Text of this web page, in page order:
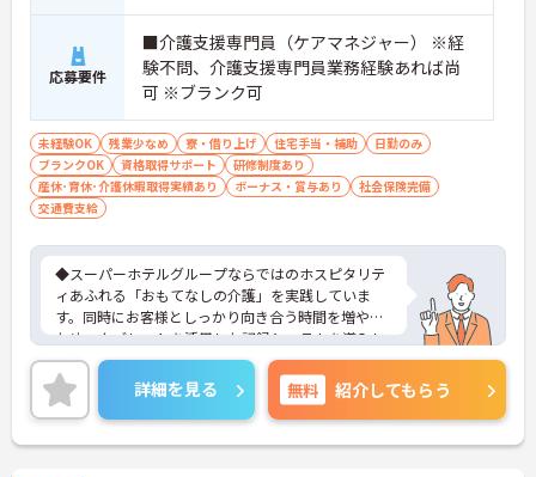
応募要件
■介護支援専門員（ケアマネジャー） ※経
験不問、介護支援専門員業務経験あれば尚
可 ※ブランク可
未経験OK 残業少なめ 寮・借り上げ 住宅手当・補助
日勤のみ
ブランクOK
資格取得サポート
研修制度あり
産休･育休･介護休暇取得実績あり
ボーナス・賞与あり
社会保険完備
交通費支給
◆スーパーホテルグループならではのホスピタリテ
ィあふれる「おもてなしの介護」を実践していま
す。同時にお客様としっかり向き合う時間を増やす
ため、タブレットを活用した記録システムを導入し
て業務の効率化も進めています。お客様一人ひとり
の人生に深く寄り添えるやりがいのあるお仕事で
す。
◆部署や施設を超えてスタッフ同士で「ありがと
う」のバッジを送り合える「サンクスバッジ」制度
詳細を見る 無料 紹介してもらう